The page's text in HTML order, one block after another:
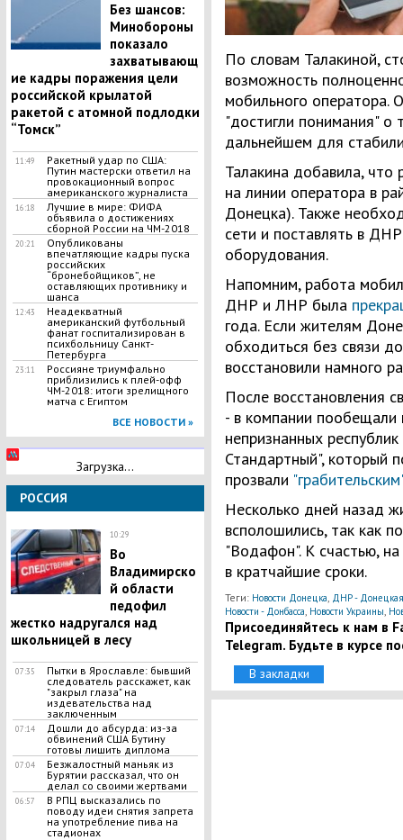
Без шансов:
Минобороны
показало
захватывающ
ие кадры поражения цели
российской крылатой
ракетой с атомной подлодки
“Томск”
11:49
Ракетный удар по США:
Путин мастерски ответил на
провокационный вопрос
американского журналиста
16:18
Лучшие в мире: ФИФА
объявила о достижениях
сборной России на ЧМ-2018
20:21
Опубликованы
впечатляющие кадры пуска
российских
“бронебойщиков”, не
оставляющих противнику и
шанса
12:43
Неадекватный
американский футбольный
фанат госпитализирован в
психбольницу Санкт-
Петербурга
23:11
Россияне триумфально
приблизились к плей-офф
ЧМ-2018: итоги зрелищного
матча с Египтом
ВСЕ НОВОСТИ »
Загрузка...
РОССИЯ
10:29
Во
Владимирско
й области
педофил
жестко надругался над
школьницей в лесу
07:35
​Пытки в Ярославле: бывший
следователь расскажет, как
"закрыл глаза" на
издевательства над
заключенным
07:14
​Дошли до абсурда: из-за
обвинений США Бутину
готовы лишить диплома
07:04
Безжалостный маньяк из
Бурятии рассказал, что он
делал со своими жертвами
06:57
В РПЦ высказались по
поводу идеи снятия запрета
на употребление пива на
стадионах
По словам Талакиной,
возможность
мобильного оператора.
"достигли понимания" о
дальнейшем для
Талакина добавила,
на линии оператора в
Донецка). Также
сети и поставлять в
оборудования.
Напомним, работа
ДНР и ЛНР была
года. Если жителям
обходиться без связи
восстановили намного
После восстановления
- в компании пообещали
непризнанных
Стандартный", который
прозвали "грабительским"
Несколько дней назад
всполошились, так как
"Водафон". К счастью,
в кратчайшие сроки.
Теги: Новости Донецка, ДНР -
Новости - Донбасса, Новости Украины,
Присоединяйтесь к нам в
Telegram. Будьте в курсе
В закладки